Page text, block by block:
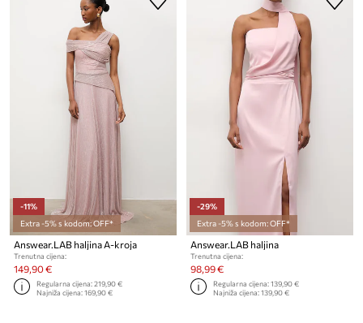
-11%
Extra -5% s kodom: OFF*
Answear.LAB haljina A-kroja
Trenutna cijena:
149,90 €
Regularna cijena:219,90 €
Najniža cijena:169,90 €
-29%
Extra -5% s kodom: OFF*
Answear.LAB haljina
Trenutna cijena:
98,99 €
Regularna cijena:139,90 €
Najniža cijena:139,90 €